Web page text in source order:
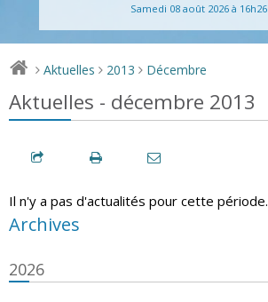
Samedi 08 août 2026 à 16h26
> Aktuelles > 2013 > Décembre
Aktuelles - décembre 2013
Il n'y a pas d'actualités pour cette période.
Archives
2026